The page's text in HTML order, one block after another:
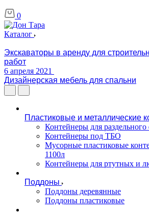
0
Каталог
Экскаваторы в аренду для
работ
6 апреля 2021
Дизайнерская мебель для спальни
Пластиковые и металлические
Контейнеры для раздельного
Контейнеры под ТБО
Мусорные пластиковые
1100л
Контейнеры для ртутных и
Поддоны
Поддоны деревянные
Поддоны пластиковые